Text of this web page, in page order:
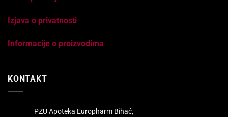
Izjava o privatnosti
Informacije o proizvodima
KONTAKT
PZU Apoteka Europharm Bihać,